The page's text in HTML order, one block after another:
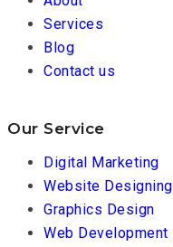
Services
Blog
Contact us
Our Service
Digital Marketing
Website Designing
Graphics Design
Web Development